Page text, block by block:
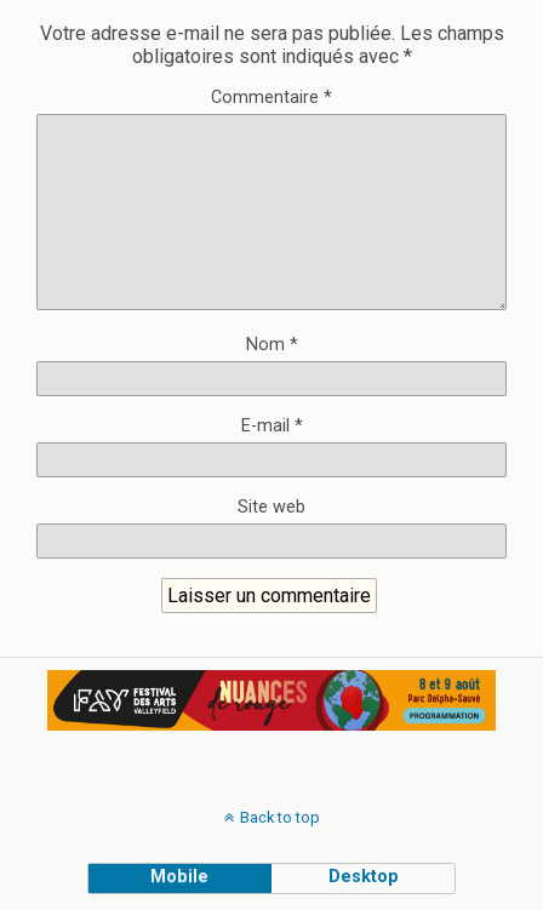
Votre adresse e-mail ne sera pas publiée. Les champs
obligatoires sont indiqués avec *
Commentaire *
Nom *
E-mail *
Site web
Back to top
Mobile Desktop